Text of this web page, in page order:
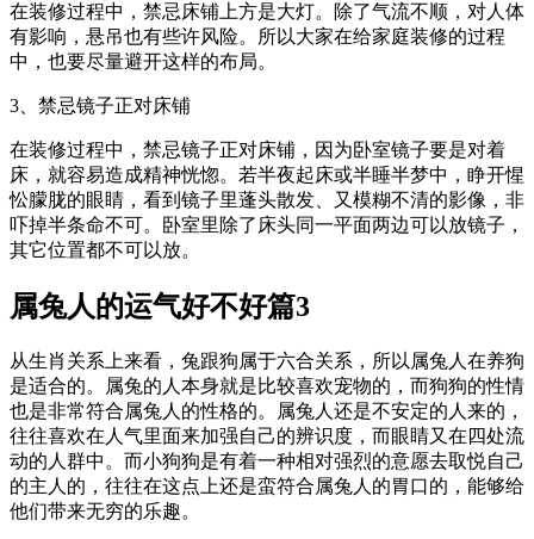
在装修过程中，禁忌床铺上方是大灯。除了气流不顺，对人体
有影响，悬吊也有些许风险。所以大家在给家庭装修的过程
中，也要尽量避开这样的布局。
3、禁忌镜子正对床铺
在装修过程中，禁忌镜子正对床铺，因为卧室镜子要是对着
床，就容易造成精神恍惚。若半夜起床或半睡半梦中，睁开惺
忪朦胧的眼睛，看到镜子里蓬头散发、又模糊不清的影像，非
吓掉半条命不可。卧室里除了床头同一平面两边可以放镜子，
其它位置都不可以放。
属兔人的运气好不好篇3
从生肖关系上来看，兔跟狗属于六合关系，所以属兔人在养狗
是适合的。属兔的人本身就是比较喜欢宠物的，而狗狗的性情
也是非常符合属兔人的性格的。属兔人还是不安定的人来的，
往往喜欢在人气里面来加强自己的辨识度，而眼睛又在四处流
动的人群中。而小狗狗是有着一种相对强烈的意愿去取悦自己
的主人的，往往在这点上还是蛮符合属兔人的胃口的，能够给
他们带来无穷的乐趣。